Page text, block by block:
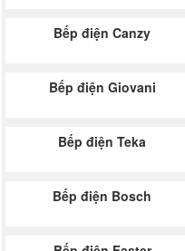
Bếp điện Canzy
Bếp điện Giovani
Bếp điện Teka
Bếp điện Bosch